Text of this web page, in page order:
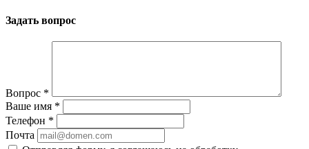
Задать вопрос
Вопрос *
Ваше имя *
Телефон *
Почта